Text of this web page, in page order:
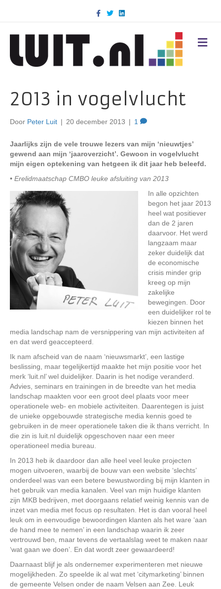
c
k
T
w
i
n
d
M
E
2013 in vogelvlucht
Door Peter Luit | 20 december 2013 | 1
Jaarlijks zijn de vele trouwe lezers van mijn ‘nieuwtjes’
gewend aan mijn ‘jaaroverzicht’. Gewoon in vogelvlucht
mijn eigen optekening van hetgeen ik dit jaar heb beleefd.
• Erelidmaatschap CMBO leuke afsluiting van 2013
In alle opzichten
begon het jaar 2013
heel wat positiever
dan de 2 jaren
daarvoor. Het werd
langzaam maar
zeker duidelijk dat
de economische
crisis minder grip
kreeg op mijn
zakelijke
bewegingen. Door
een duidelijker rol te
kiezen binnen het
media landschap nam de versnippering van mijn activiteiten af
en dat werd geaccepteerd.
Ik nam afscheid van de naam ‘nieuwsmarkt’, een lastige
beslissing, maar tegelijkertijd maakte het mijn positie voor het
merk ‘luit.nl’ wel duidelijker. Daarin is het nodige veranderd.
Advies, seminars en trainingen in de breedte van het media
landschap maakten voor een groot deel plaats voor meer
operationele web- en mobiele activiteiten. Daarentegen is juist
de unieke opgebouwde strategische media kennis goed te
gebruiken in de meer operationele taken die ik thans verricht. In
die zin is luit.nl duidelijk opgeschoven naar een meer
operationeel media bureau.
In 2013 heb ik daardoor dan alle heel veel leuke projecten
mogen uitvoeren, waarbij de bouw van een website ‘slechts’
onderdeel was van een betere bewustwording bij mijn klanten in
het gebruik van media kanalen. Veel van mijn huidige klanten
zijn MKB bedrijven, met doorgaans relatief weinig kennis van de
inzet van media met focus op resultaten. Het is dan vooral heel
leuk om in eenvoudige bewoordingen klanten als het ware ‘aan
de hand mee te nemen’ in een landschap waarin ik zeer
vertrouwd ben, maar tevens de vertaalslag weet te maken naar
‘wat gaan we doen’. En dat wordt zeer gewaardeerd!
Daarnaast blijf je als ondernemer experimenteren met nieuwe
mogelijkheden. Zo speelde ik al wat met ‘citymarketing’ binnen
de gemeente Velsen onder de naam Velsen aan Zee. Leuk